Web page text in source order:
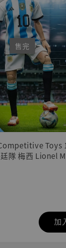
售完
Toys
隊 梅西 Lionel
加